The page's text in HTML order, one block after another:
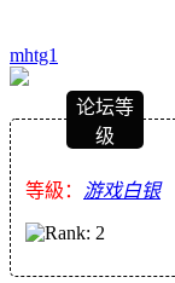
mhtg1
论坛等
级
等級： 游戏白银